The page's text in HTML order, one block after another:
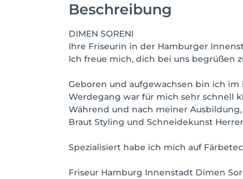
Beschreibung
DIMEN SORENI
Ihre Friseurin in der Hamburger
Ich freue mich, dich bei uns begrüßen
Geboren und aufgewachsen bin ich im
Werdegang war für mich sehr schnell
Während und nach meiner
Braut Styling und Schneidekunst
Spezialisiert habe ich mich auf
Friseur Hamburg Innenstadt Dimen